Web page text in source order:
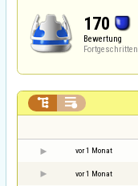
170
Bewertung
Fortgeschritten
 
vor 1 Monat
vor 1 Monat